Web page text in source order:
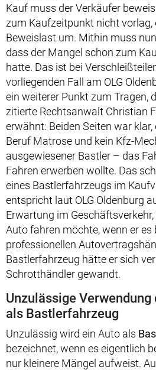
Kauf muss der Verkäufer
zum Kaufzeitpunkt nicht vorlag,
Beweislast um. Mithin muss
dass der Mangel schon zum
hatte. Das ist bei
vorliegenden Fall am OLG
ein weiterer Punkt zum Tragen,
zitierte Rechtsanwalt Christian
erwähnt: Beiden Seiten war
Beruf Matrose und kein Kfz-
ausgewiesener Bastler – das
Fahren erwerben wollte. Das
eines Bastlerfahrzeugs im
entspricht laut OLG Oldenburg
Erwartung im
Auto fahren möchte, wenn er es
professionellen
Bastlerfahrzeug hätte er sich
Schrotthändler gewandt.
Unzulässige
als Bastlerfahrzeug
Unzulässig wird ein Auto als
bezeichnet, wenn es eigentlich
nur kleinere Mängel aufweist.